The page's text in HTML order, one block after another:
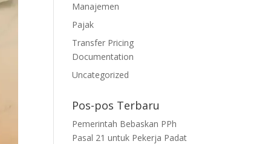
Manajemen
Pajak
Transfer Pricing
Documentation
Uncategorized
Pos-pos Terbaru
Pemerintah Bebaskan PPh
Pasal 21 untuk Pekerja Padat